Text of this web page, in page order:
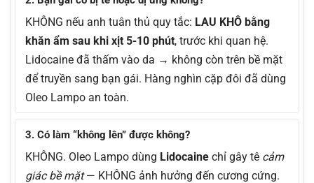
KHÔNG nếu anh tuân thủ quy tắc: LAU KHÔ bằng
khăn ẩm sau khi xịt 5-10 phút, trước khi quan hệ.
Lidocaine đã thấm vào da → không còn trên bề mặt
để truyền sang bạn gái. Hàng nghìn cặp đôi đã dùng
Oleo Lampo an toàn.
3. Có làm “không lên” được không?
KHÔNG. Oleo Lampo dùng Lidocaine chỉ gây tê cảm
giác bề mặt— KHÔNG ảnh hưởng đến cương cứng.